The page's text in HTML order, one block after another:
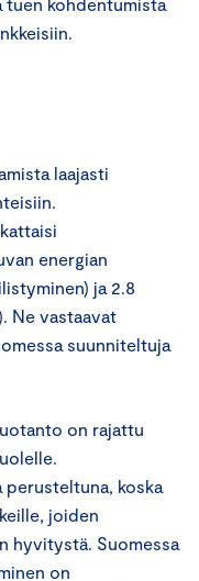
laajasti
energian
ja 2.8
Ne vastaavat
suunniteltuja
on rajattu
perusteltuna, koska
joiden
hyvitystä. Suomessa
on